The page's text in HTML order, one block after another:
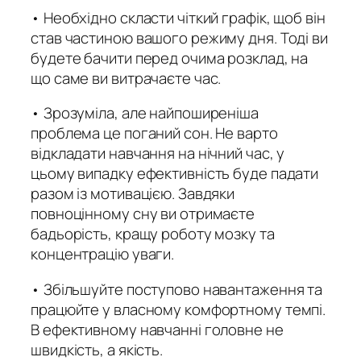
• Необхідно скласти чіткий графік, щоб він
став частиною вашого режиму дня. Тоді ви
будете бачити перед очима розклад, на
що саме ви витрачаєте час.
• Зрозуміла, але найпоширеніша
проблема це поганий сон. Не варто
відкладати навчання на нічний час, у
цьому випадку ефективність буде падати
разом із мотивацією. Завдяки
повноцінному сну ви отримаєте
бадьорість, кращу роботу мозку та
концентрацію уваги.
• Збільшуйте поступово навантаження та
працюйте у власному комфортному темпі.
В ефективному навчанні головне не
швидкість, а якість.